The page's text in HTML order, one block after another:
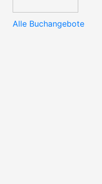
Alle Buchangebote